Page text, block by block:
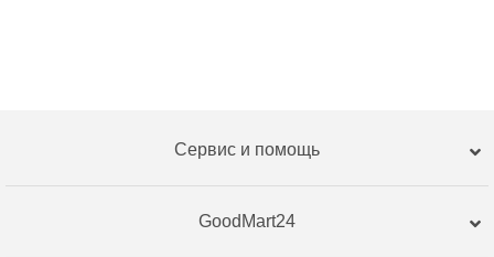
Сервис и помощь
GoodMart24